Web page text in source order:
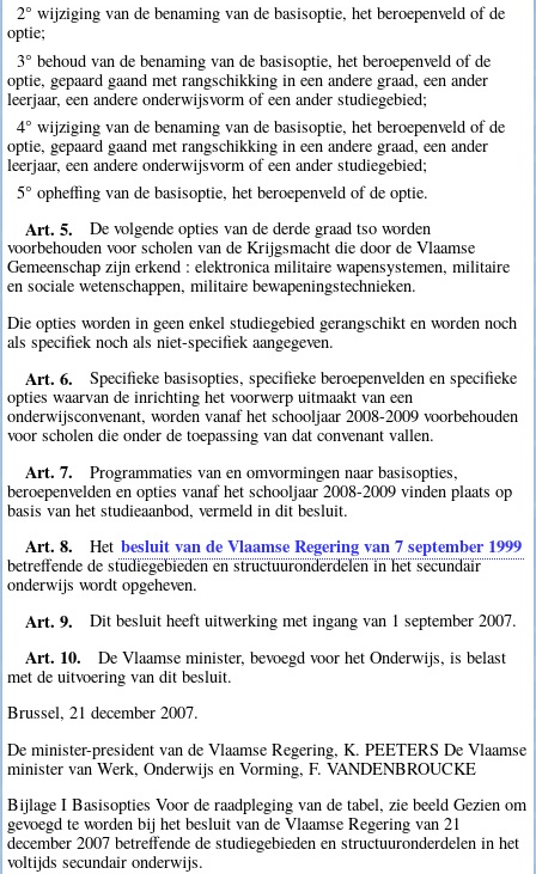
2° wijziging van de benaming van de basisoptie, het beroepenveld of de
optie;
3° behoud van de benaming van de basisoptie, het beroepenveld of de
optie, gepaard gaand met rangschikking in een andere graad, een ander
leerjaar, een andere onderwijsvorm of een ander studiegebied;
4° wijziging van de benaming van de basisoptie, het beroepenveld of de
optie, gepaard gaand met rangschikking in een andere graad, een ander
leerjaar, een andere onderwijsvorm of een ander studiegebied;
5° opheffing van de basisoptie, het beroepenveld of de optie.
Art. 5.
De volgende opties van de derde graad tso worden
voorbehouden voor scholen van de Krijgsmacht die door de Vlaamse
Gemeenschap zijn erkend : elektronica militaire wapensystemen, militaire
en sociale wetenschappen, militaire bewapeningstechnieken.
Die opties worden in geen enkel studiegebied gerangschikt en worden noch
als specifiek noch als niet-specifiek aangegeven.
Art. 6.
Specifieke basisopties, specifieke beroepenvelden en specifieke
opties waarvan de inrichting het voorwerp uitmaakt van een
onderwijsconvenant, worden vanaf het schooljaar 2008-2009 voorbehouden
voor scholen die onder de toepassing van dat convenant vallen.
Art. 7.
Programmaties van en omvormingen naar basisopties,
beroepenvelden en opties vanaf het schooljaar 2008-2009 vinden plaats op
basis van het studieaanbod, vermeld in dit besluit.
Art. 8. Het besluit van de Vlaamse Regering van 7 september 1999
betreffende de studiegebieden en structuuronderdelen in het secundair
onderwijs wordt opgeheven.
Art. 9. Dit besluit heeft uitwerking met ingang van 1 september 2007.
Art. 10.
De Vlaamse minister, bevoegd voor het Onderwijs, is belast
met de uitvoering van dit besluit.
Brussel, 21 december 2007.
De minister-president van de Vlaamse Regering, K. PEETERS De Vlaamse
minister van Werk, Onderwijs en Vorming, F. VANDENBROUCKE
Bijlage I Basisopties Voor de raadpleging van de tabel, zie beeld Gezien om
gevoegd te worden bij het besluit van de Vlaamse Regering van 21
december 2007 betreffende de studiegebieden en structuuronderdelen in het
voltijds secundair onderwijs.